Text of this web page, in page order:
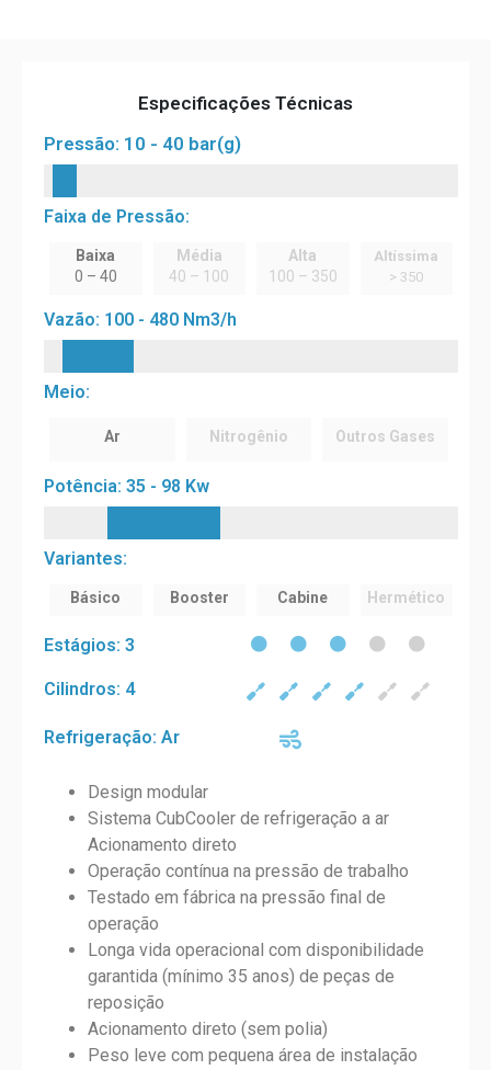
Especificações Técnicas
Pressão: 10 - 40 bar(g)
Faixa de Pressão:
Baixa
0 – 40
Média
40 – 100
Alta
100 – 350
Altíssima
> 350
Vazão: 100 - 480 Nm3/h
Meio:
Ar Nitrogênio Outros Gases
Potência: 35 - 98 Kw
Variantes:
Básico Booster Cabine Hermético
Estágios: 3
Cilindros: 4
Refrigeração: Ar
Design modular
Sistema CubCooler de refrigeração a ar
Acionamento direto
Operação contínua na pressão de trabalho
Testado em fábrica na pressão final de
operação
Longa vida operacional com disponibilidade
garantida (mínimo 35 anos) de peças de
reposição
Acionamento direto (sem polia)
Peso leve com pequena área de instalação